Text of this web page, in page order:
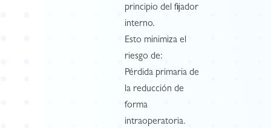
principio del fijador
interno.
Esto minimiza el
riesgo de:
Pérdida primaria de
la reducción de
forma
intraoperatoria.